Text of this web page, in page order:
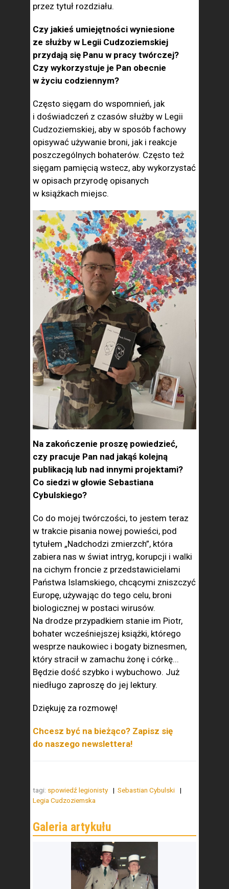
przez tytuł rozdziału.
Czy jakieś umiejętności wyniesione
ze służby w Legii Cudzoziemskiej
przydają się Panu w pracy twórczej?
Czy wykorzystuje je Pan obecnie
w życiu codziennym?
Często sięgam do wspomnień, jak
i doświadczeń z czasów służby w Legii
Cudzoziemskiej, aby w sposób fachowy
opisywać używanie broni, jak i reakcje
poszczególnych bohaterów. Często też
sięgam pamięcią wstecz, aby wykorzystać
w opisach przyrodę opisanych
w książkach miejsc.
Na zakończenie proszę powiedzieć,
czy pracuje Pan nad jakąś kolejną
publikacją lub nad innymi projektami?
Co siedzi w głowie Sebastiana
Cybulskiego?
Co do mojej twórczości, to jestem teraz
w trakcie pisania nowej powieści, pod
tytułem „Nadchodzi zmierzch”, która
zabiera nas w świat intryg, korupcji i walki
na cichym froncie z przedstawicielami
Państwa Islamskiego, chcącymi zniszczyć
Europę, używając do tego celu, broni
biologicznej w postaci wirusów.
Na drodze przypadkiem stanie im Piotr,
bohater wcześniejszej książki, którego
wesprze naukowiec i bogaty biznesmen,
który stracił w zamachu żonę i córkę...
Będzie dość szybko i wybuchowo. Już
niedługo zaproszę do jej lektury.
Dziękuję za rozmowę!
Chcesz być na bieżąco? Zapisz się
do naszego newslettera!
tagi: spowiedź legionisty
Sebastian Cybulski
Legia Cudzoziemska